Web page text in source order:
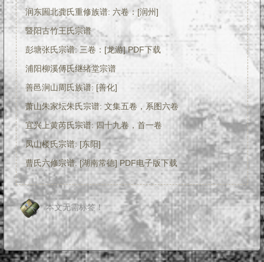
润东圌北龚氏重修族谱: 六卷：[润州]
暨阳古竹王氏宗谱
彭塘张氏宗谱: 三卷：[龙游] PDF下载
浦阳柳溪傅氏继绪堂宗谱
善邑涧山周氏族谱: [善化]
萧山朱家坛朱氏宗谱: 文集五卷，系图六卷
宜兴上黄芮氏宗谱: 四十九卷，首一卷
凤山楼氏宗谱: [东阳]
曹氏六修宗谱: [湖南常德] PDF电子版下载
本文无需标签！